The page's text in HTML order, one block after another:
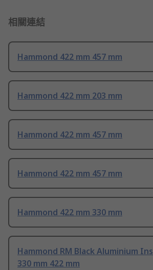
相關連結
Hammond 422 mm 457 mm
Hammond 422 mm 203 mm
Hammond 422 mm 457 mm
Hammond 422 mm 457 mm
Hammond 422 mm 330 mm
Hammond RM Black Aluminium
330 mm 422 mm